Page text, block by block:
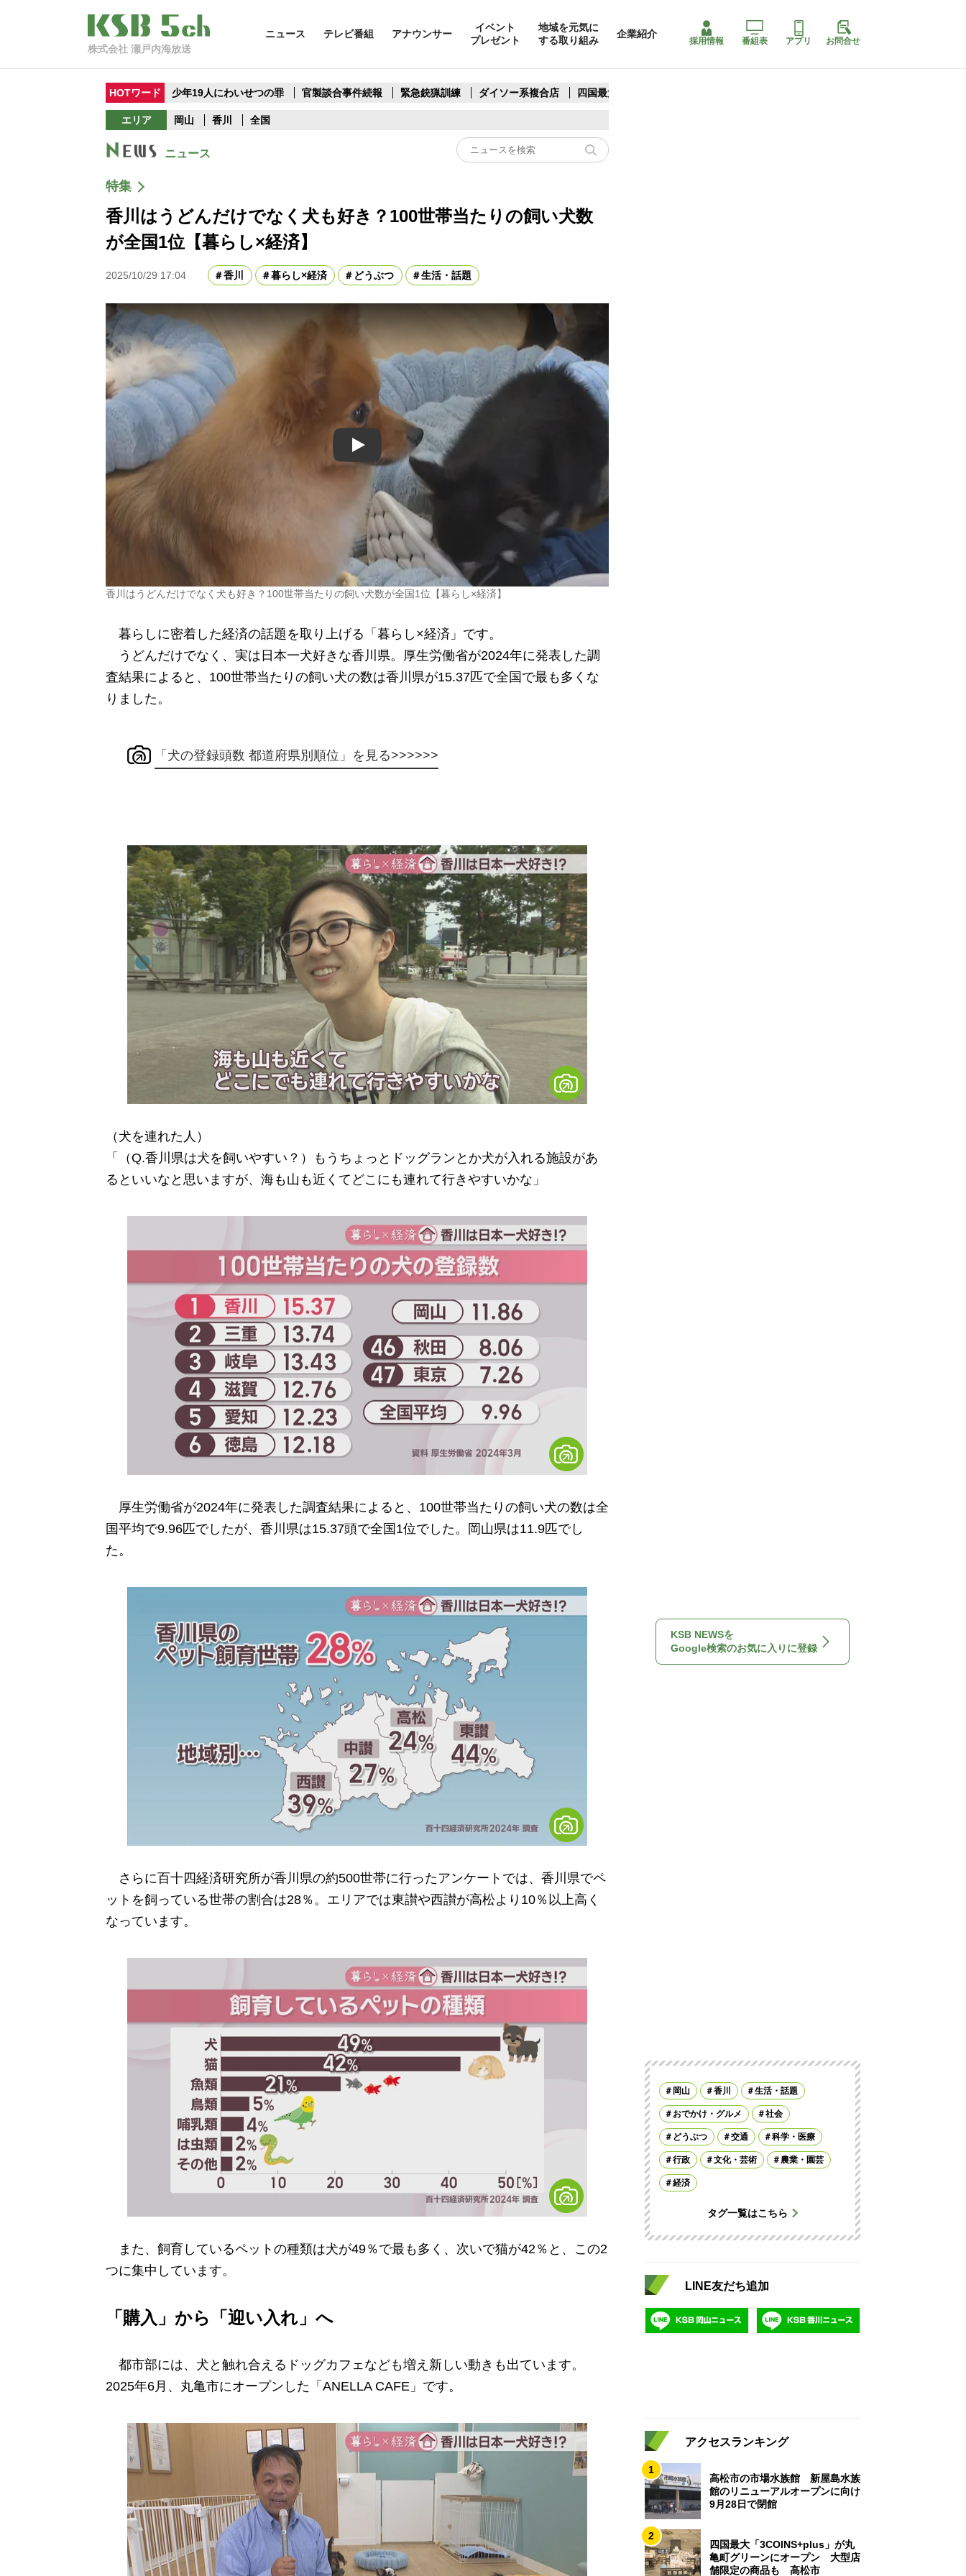
株式会社 瀬戸内海放送
ニュース テレビ番組 アナウンサー
イベント
プレゼント
地域を元気に
する取り組み
企業紹介
採用情報 番組表 アプリ お問合せ
HOTワード 少年19人にわいせつの罪 官製談合事件続報 緊急銃猟訓練 ダイソー系複合店 四国最大スリコ
エリア 岡山 香川 全国
ニュース
特集
香川はうどんだけでなく犬も好き？100世帯当たりの飼い犬数
が全国1位【暮らし×経済】
2025/10/29 17:04 香川 暮らし×経済 どうぶつ 生活・話題
Play
香川はうどんだけでなく犬も好き？100世帯当たりの飼い犬数が全国1位【暮らし×経済】
暮らしに密着した経済の話題を取り上げる「暮らし×経済」です。
うどんだけでなく、実は日本一犬好きな香川県。厚生労働省が2024年に発表した調
査結果によると、100世帯当たりの飼い犬の数は香川県が15.37匹で全国で最も多くな
りました。
「犬の登録頭数 都道府県別順位」を見る>>>>>>
（犬を連れた人）
「（Q.香川県は犬を飼いやすい？）もうちょっとドッグランとか犬が入れる施設があ
るといいなと思いますが、海も山も近くてどこにも連れて行きやすいかな」
厚生労働省が2024年に発表した調査結果によると、100世帯当たりの飼い犬の数は全
国平均で9.96匹でしたが、香川県は15.37頭で全国1位でした。岡山県は11.9匹でし
た。
さらに百十四経済研究所が香川県の約500世帯に行ったアンケートでは、香川県でペ
ットを飼っている世帯の割合は28％。エリアでは東讃や西讃が高松より10％以上高く
なっています。
また、飼育しているペットの種類は犬が49％で最も多く、次いで猫が42％と、この2
つに集中しています。
「購入」から「迎い入れ」へ
都市部には、犬と触れ合えるドッグカフェなども増え新しい動きも出ています。
2025年6月、丸亀市にオープンした「ANELLA CAFE」です。
KSB NEWSを
Google検索のお気に入りに登録
岡山 香川 生活・話題
おでかけ・グルメ 社会
どうぶつ 交通 科学・医療
行政 文化・芸術 農業・園芸
経済
タグ一覧はこちら
LINE友だち追加
アクセスランキング
1
高松市の市場水族館 新屋島水族
館のリニューアルオープンに向け
9月28日で閉館
2
四国最大「3COINS+plus」が丸
亀町グリーンにオープン 大型店
舗限定の商品も 高松市